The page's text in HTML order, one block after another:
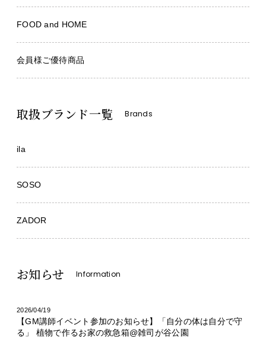
FOOD and HOME
会員様ご優待商品
取扱ブランド一覧 Brands
ila
SOSO
ZADOR
お知らせ Information
2026/04/19
【GM講師イベント参加のお知らせ】「自分の体は自分で守
る」 植物で作るお家の救急箱@雑司が谷公園